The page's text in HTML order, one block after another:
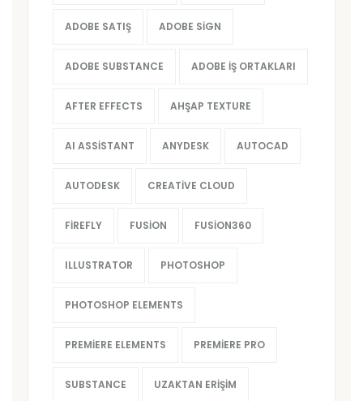
ADOBE SATIŞ ADOBE SIGN
ADOBE SUBSTANCE ADOBE İŞ ORTAKLARI
AFTER EFFECTS AHŞAP TEXTURE
AI ASSISTANT ANYDESK AUTOCAD
AUTODESK CREATIVE CLOUD
FIREFLY FUSION FUSION360
ILLUSTRATOR PHOTOSHOP
PHOTOSHOP ELEMENTS
PREMIERE ELEMENTS PREMIERE PRO
SUBSTANCE UZAKTAN ERIŞIM